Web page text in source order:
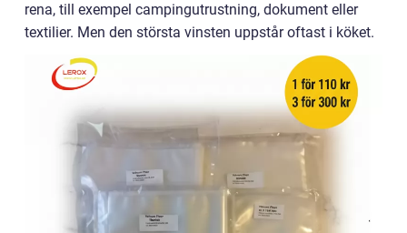
rena, till exempel campingutrustning, dokument eller
textilier. Men den största vinsten uppstår oftast i köket.